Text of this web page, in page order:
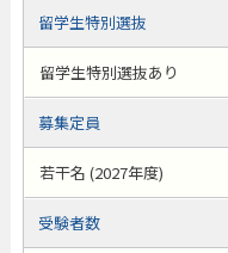
留学生特別選抜
留学生特別選抜あり
募集定員
若干名 (2027年度)
受験者数